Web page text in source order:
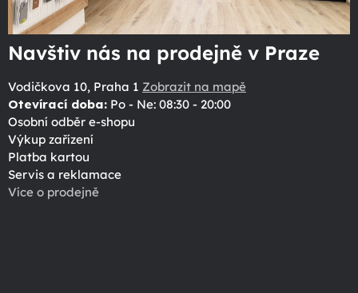
Navštiv nás na prodejně v Praze
Vodičkova 10, Praha 1 Zobrazit na mapě
Otevírací doba: Po - Ne: 08:30 - 20:00
Osobní odběr e-shopu
Výkup zařízení
Platba kartou
Servis a reklamace
Více o prodejně